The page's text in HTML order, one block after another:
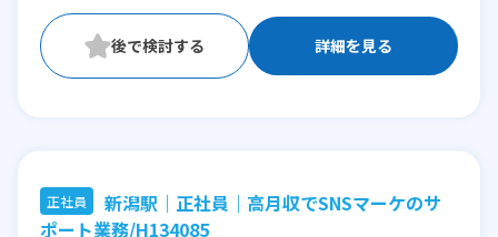
詳細を見る
正社員
新潟駅｜正社員｜高月収でSNSマーケのサ
ポート業務/H134085